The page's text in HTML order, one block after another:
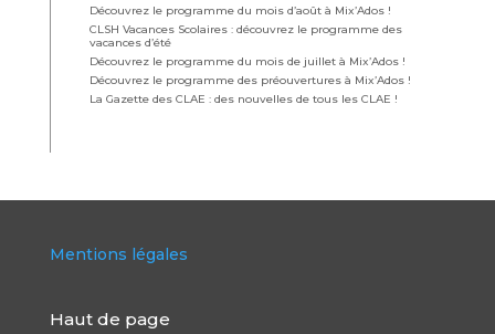
Découvrez le programme du mois d’août à Mix’Ados !
CLSH Vacances Scolaires : découvrez le programme des
vacances d’été
Découvrez le programme du mois de juillet à Mix’Ados !
Découvrez le programme des préouvertures à Mix’Ados !
La Gazette des CLAE : des nouvelles de tous les CLAE !
Mentions légales
Haut de page